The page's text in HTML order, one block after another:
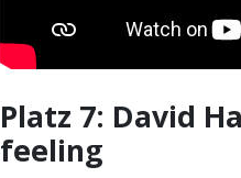
Platz 7: David
feeling